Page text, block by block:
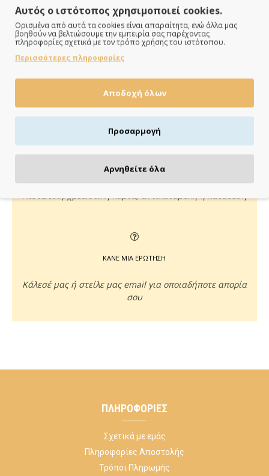
Άμεση αποστολή της παραγγελίας σου σε 1 - 2 εργάσιμες
ημέρες
ΠΛΗΡΩΝΕΙΣ ΟΠΩΣ ΘΕΣ
Πιστωτική/χρεωστική κάρτα, αντικαταβολή ή κατάθεση
ΚΑΝΕ ΜΙΑ ΕΡΩΤΗΣΗ
Κάλεσέ μας ή στείλε μας email για οποιαδήποτε απορία
σου
ΠΛΗΡΟΦΟΡΊΕΣ
Σχετικά με εμάς
Πληροφορίες Αποστολής
Τρόποι Πληρωμής
Αυτός ο ιστότοπος χρησιμοποιεί cookies.
Ορισμένα από αυτά τα cookies είναι απαραίτητα, ενώ άλλα μας
βοηθούν να βελτιώσουμε την εμπειρία σας παρέχοντας
πληροφορίες σχετικά με τον τρόπο χρήσης του ιστότοπου.
Περισσότερες πληροφορίες
Αποδοχή όλων
Προσαρμογή
Αρνηθείτε όλα